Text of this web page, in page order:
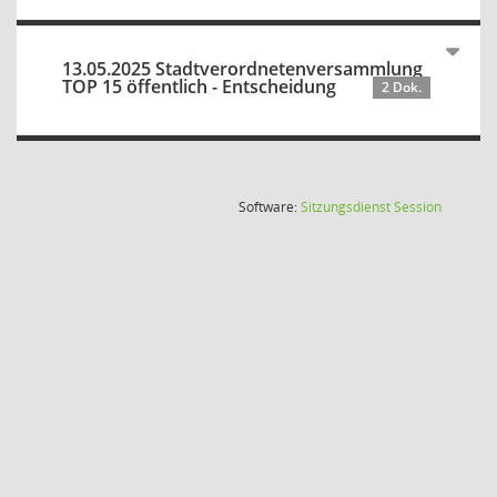
13.05.2025 Stadtverordnetenversammlung
TOP 15 öffentlich - Entscheidung 2 Dok.
Software:SitzungsdienstSession(Wird in